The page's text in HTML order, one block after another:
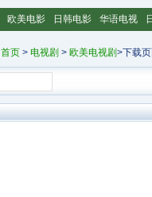
欧美电影 日韩电影 华语电视
首页 > 电视剧 > 欧美电视剧>下载